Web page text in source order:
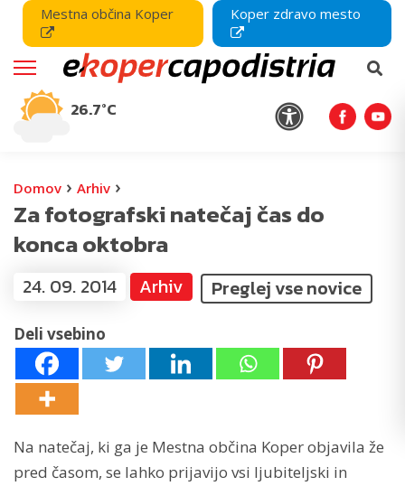
Mestna občina Koper Koper zdravo mesto
26.7°C
Domov › Arhiv ›
Za fotografski natečaj čas do
konca oktobra
24. 09. 2014 Arhiv Preglej vse novice
Deli vsebino
Na natečaj, ki ga je Mestna občina Koper objavila že
pred časom, se lahko prijavijo vsi ljubiteljski in